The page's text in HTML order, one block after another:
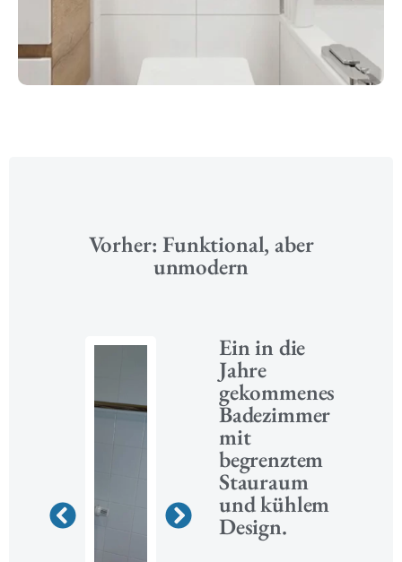
Vorher: Funktional, aber
unmodern
Ein in die
Jahre
gekommenes
Badezimmer
mit
begrenztem
Stauraum
und kühlem
Design.